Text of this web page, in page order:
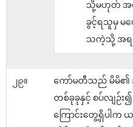
သို့မဟုတ် အ
ခွင့်ရသူမှ မပ
သကဲ့သို့ အရ
၂၉။
ကော်မတီသည် မိမိ၏
တစ်ခုခုနှင့် စပ်လျဉ်း၍
ကြောင်းတွေ့ရှိပါ